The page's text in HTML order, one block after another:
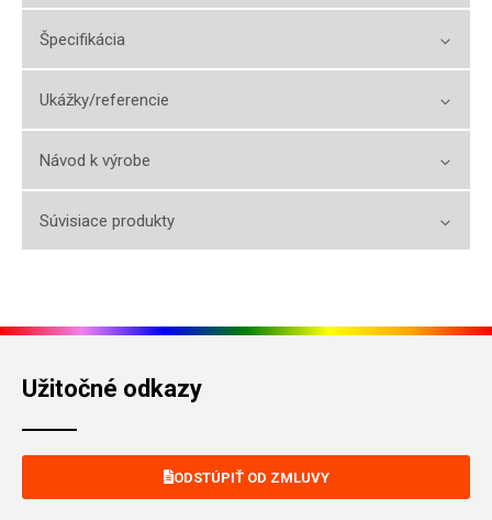
Špecifikácia
Ukážky/referencie
Návod k výrobe
Súvisiace produkty
Užitočné odkazy
ODSTÚPIŤ OD ZMLUVY